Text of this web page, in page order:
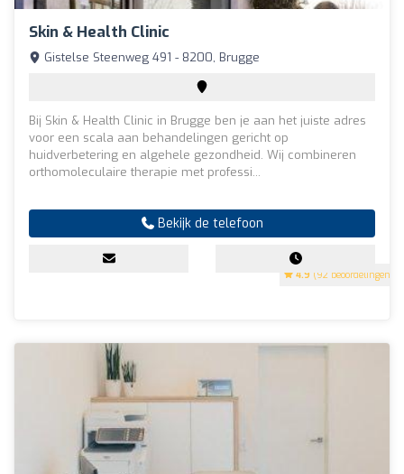
Skin & Health Clinic
4.9 (92 beoordelingen)
Gistelse Steenweg 491 - 8200, Brugge
Bij Skin & Health Clinic in Brugge ben je aan het juiste adres
voor een scala aan behandelingen gericht op
huidverbetering en algehele gezondheid. Wij combineren
orthomoleculaire therapie met professi...
Bekijk de telefoon